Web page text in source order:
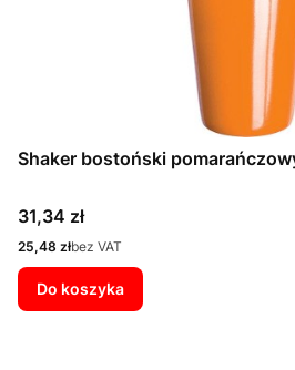
Shaker bostoński
Cena
31,34 zł
Cena
25,48 złbez VAT
Do koszyka